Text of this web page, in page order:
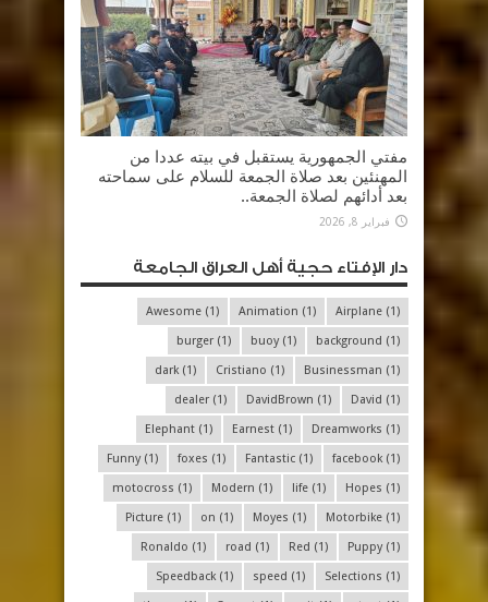
مفتي الجمهورية يستقبل في بيته عددا من
المهنئين بعد صلاة الجمعة للسلام على سماحته
بعد أدائهم لصلاة الجمعة..
فبراير 8, 2026
دار الإفتاء حجية أهل العراق الجامعة
Airplane (1)
Animation (1)
Awesome (1)
background (1)
buoy(1)
burger (1)
Businessman (1)
Cristiano (1)
dark (1)
David (1)
DavidBrown (1)
dealer (1)
Dreamworks (1)
Earnest (1)
Elephant (1)
facebook (1)
Fantastic (1)
foxes (1)
Funny(1)
Hopes (1)
life (1)
Modern (1)
motocross (1)
Motorbike (1)
Moyes (1)
on (1)
Picture (1)
Puppy(1)
Red (1)
road (1)
Ronaldo (1)
Selections (1)
speed (1)
Speedback (1)